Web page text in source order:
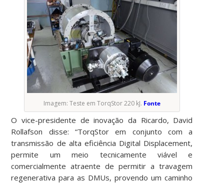
Imagem: Teste em TorqStor 220 kJ. Fonte
O vice-presidente de inovação da Ricardo, David
Rollafson disse: “TorqStor em conjunto com a
transmissão de alta eficiência Digital Displacement,
permite um meio tecnicamente viável e
comercialmente atraente de permitir a travagem
regenerativa para as DMUs, provendo um caminho